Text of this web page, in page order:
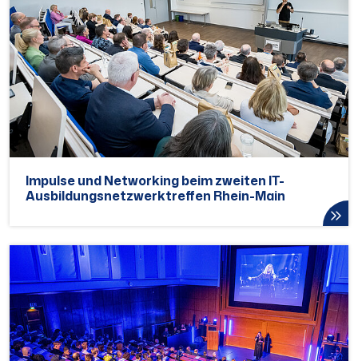
Impulse und Networking beim zweiten IT-
Ausbildungs­netzwerk­treffen Rhein-Main